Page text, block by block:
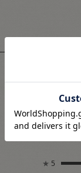
★ 5